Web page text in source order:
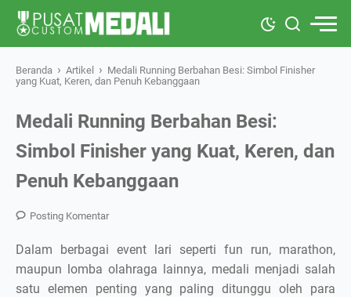
Beranda › Artikel › Medali Running Berbahan Besi: Simbol Finisher
yang Kuat, Keren, dan Penuh Kebanggaan
Medali Running Berbahan Besi:
Simbol Finisher yang Kuat, Keren, dan
Penuh Kebanggaan
Posting Komentar
Dalam berbagai event lari seperti fun run, marathon,
maupun lomba olahraga lainnya, medali menjadi salah
satu elemen penting yang paling ditunggu oleh para